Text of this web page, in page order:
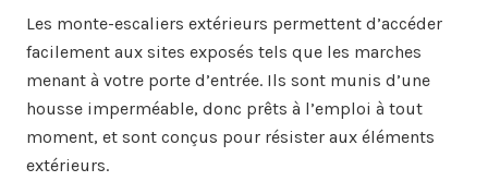
Les monte-escaliers extérieurs permettent d’accéder
facilement aux sites exposés tels que les marches
menant à votre porte d’entrée. Ils sont munis d’une
housse imperméable, donc prêts à l’emploi à tout
moment, et sont conçus pour résister aux éléments
extérieurs.